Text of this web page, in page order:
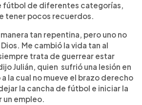
fútbol de diferentes categorías,
tener pocos recuerdos.
tan repentina, pero uno no
Me cambió la vida tan al
trata de guerrear estar
Julián, quien sufrió una lesión en
la cual no mueve el brazo derecho
la cancha de fútbol e iniciar la
un empleo.